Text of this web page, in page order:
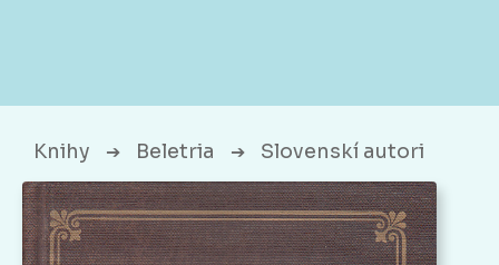
Knihy ➔ Beletria ➔ Slovenskí autori